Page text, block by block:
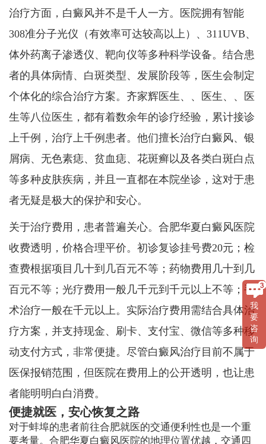
治疗方面，白癜风并不是千人一方。医院拥有智能
308准分子光仪（有效率可达较高以上）、311UVB、
体外药离子渗透仪、靶向仪等多种科学设备。结合患
者的具体病情、白斑类型、发展阶段等，医生会制定
个体化的综合治疗方案。齐家辉医生、、医生、、医
生等八位医生，都有着数余年的诊疗经验，累计接诊
上千例，治疗上千例患者。他们擅长治疗白癜风、银
屑病、无色素痣、贫血痣、花斑癣以及各类白斑白点
等多种皮肤疾病，并且一直都在本院坐诊，这对于患
者无疑是极大的保护和安心。
关于治疗费用，患者普遍关心。合肥华夏白癜风医院
收费透明，价格合理平价。初诊复诊挂号费20元；检
查费根据项目几十到几百元不等；药物费用几十到几
百元不等；光疗费用一般几千元到千元以上不等；手
术治疗一般在千元以上。实际治疗费用需结合具体治
疗方案，并支持现金、刷卡、支付宝、微信等多种移
动支付方式，非常便捷。尽管白癜风治疗目前不属于
医保报销范围，但医院在费用上的公开透明，也让患
者能明明白白消费。
便捷就医，安心恢复之路
对于蚌埠的患者前往合肥就医的交通便利性也是一个重
要考量。合肥华夏白癜风医院的地理位置优越，交通四
我
要
咨
询